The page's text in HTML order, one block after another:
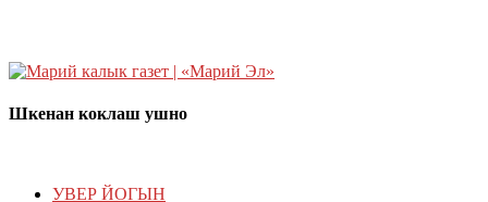
Шкенан коклаш ушно
УВЕР ЙОГЫН